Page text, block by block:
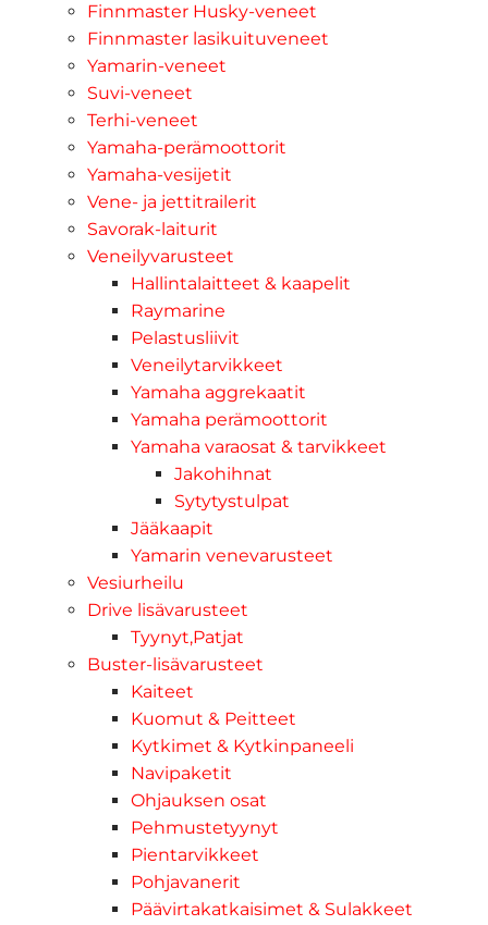
Finnmaster Husky-veneet
Finnmaster lasikuituveneet
Yamarin-veneet
Suvi-veneet
Terhi-veneet
Yamaha-perämoottorit
Yamaha-vesijetit
Vene- ja jettitrailerit
Savorak-laiturit
Veneilyvarusteet
Hallintalaitteet & kaapelit
Raymarine
Pelastusliivit
Veneilytarvikkeet
Yamaha aggrekaatit
Yamaha perämoottorit
Yamaha varaosat & tarvikkeet
Jakohihnat
Sytytystulpat
Jääkaapit
Yamarin venevarusteet
Vesiurheilu
Drive lisävarusteet
Tyynyt,Patjat
Buster-lisävarusteet
Kaiteet
Kuomut & Peitteet
Kytkimet & Kytkinpaneeli
Navipaketit
Ohjauksen osat
Pehmustetyynyt
Pientarvikkeet
Pohjavanerit
Päävirtakatkaisimet & Sulakkeet